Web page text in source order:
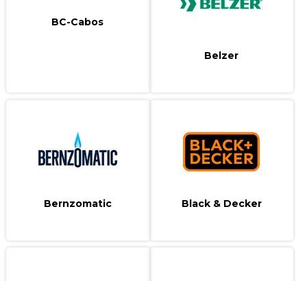
BC-Cabos
Belzer
Bernzomatic Black & Decker